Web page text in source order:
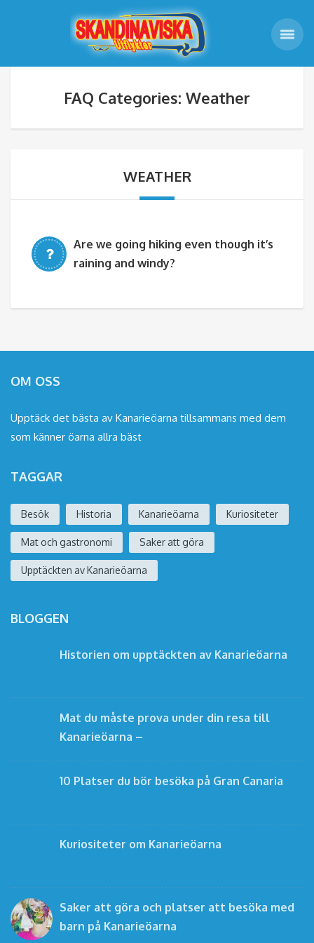
FAQ Categories: Weather
WEATHER
Are we going hiking even though it’s
raining and windy?
OM OSS
Upptäck det bästa av Kanarieöarna tillsammans med dem
som känner öarna allra bäst
TAGGAR
Besök Historia Kanarieöarna Kuriositeter
Mat och gastronomi Saker att göra
Upptäckten av Kanarieöarna
BLOGGEN
Historien om upptäckten av Kanarieöarna
Mat du måste prova under din resa till
Kanarieöarna –
10 Platser du bör besöka på Gran Canaria
Kuriositeter om Kanarieöarna
Saker att göra och platser att besöka med
barn på Kanarieöarna